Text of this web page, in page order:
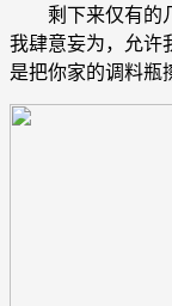
剩下来仅有的几
我肆意妄为，允许
是把你家的调料瓶